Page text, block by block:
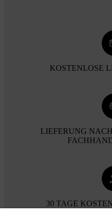
KOSTENLOSE
LIEFERUNG
30 TAGE